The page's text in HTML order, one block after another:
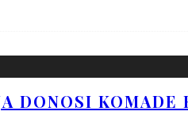
DONOSI KOMADE